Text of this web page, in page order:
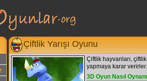
Çiftlik Yarışı Oyunu
Çiftlik hayvanları,
yapmaya karar verirler.
3D Oyun Nasıl